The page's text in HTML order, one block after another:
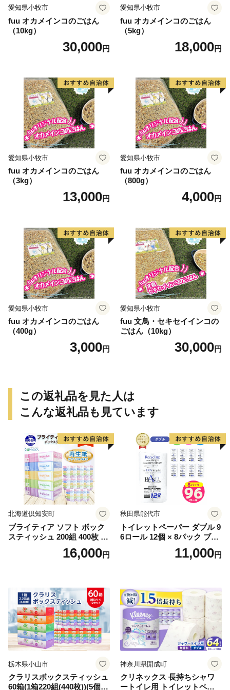
愛知県小牧市
fuu オカメインコのごはん
（10kg）
30,000円
愛知県小牧市
fuu オカメインコのごはん
（5kg）
18,000円
愛知県小牧市
fuu オカメインコのごはん
（3kg）
13,000円
愛知県小牧市
fuu オカメインコのごはん
（800g）
4,000円
愛知県小牧市
fuu オカメインコのごはん
（400g）
3,000円
愛知県小牧市
fuu 文鳥・セキセイインコの
ごはん（10kg）
30,000円
この返礼品を見た人は
こんな返礼品も見ています
北海道倶知安町
ブライティア ソフト ボック
スティッシュ 200組 400枚 60
箱 日本製 まとめ買い ティッ
シュ リサイクル 長持 防災 常
倶知安町 日用品
16,000円
秋田県能代市
トイレットペーパー ダブル 9
6ロール 12個 × 8パック ブラ
ンカ 再生紙 100％ 芯あり 日
用品 消耗品 無香料 生活用品
11,000円
栃木県小山市
クラリスボックスティッシュ
60箱(1箱220組(440枚))(5個入
神奈川県開成町
クリネックス 長持ちシャワ
ートイレ用 トイレットペー